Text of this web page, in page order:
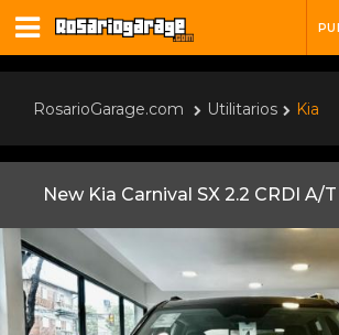
RosarioGarage.com Utilitarios Kia
New Kia Carnival SX 2.2 CRDI A/